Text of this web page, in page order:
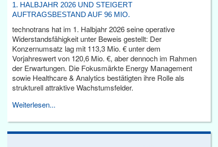
1. HALBJAHR 2026 UND STEIGERT
AUFTRAGSBESTAND AUF 96 MIO.
technotrans hat im 1. Halbjahr 2026 seine operative
Widerstandsfähigkeit unter Beweis gestellt: Der
Konzernumsatz lag mit 113,3 Mio. € unter dem
Vorjahreswert von 120,6 Mio. €, aber dennoch im Rahmen
der Erwartungen. Die Fokusmärkte Energy Management
sowie Healthcare & Analytics bestätigten ihre Rolle als
strukturell attraktive Wachstumsfelder.
Weiterlesen...